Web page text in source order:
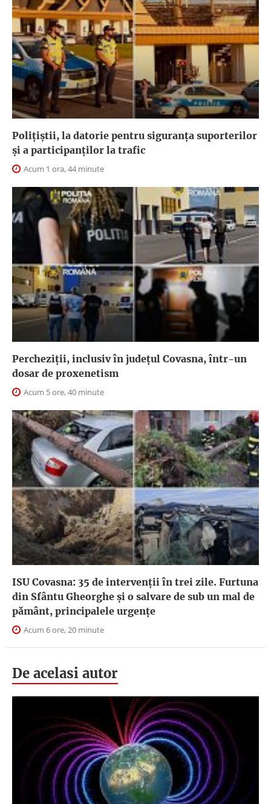
Polițiștii, la datorie pentru siguranța suporterilor
și a participanților la trafic
Acum 1 ora, 44 minute
Percheziții, inclusiv în județul Covasna, într-un
dosar de proxenetism
Acum 5 ore, 40 minute
ISU Covasna: 35 de intervenții în trei zile. Furtuna
din Sfântu Gheorghe și o salvare de sub un mal de
pământ, principalele urgențe
Acum 6 ore, 20 minute
De acelasi autor